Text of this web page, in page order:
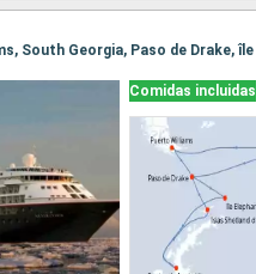
Comidas incluidas